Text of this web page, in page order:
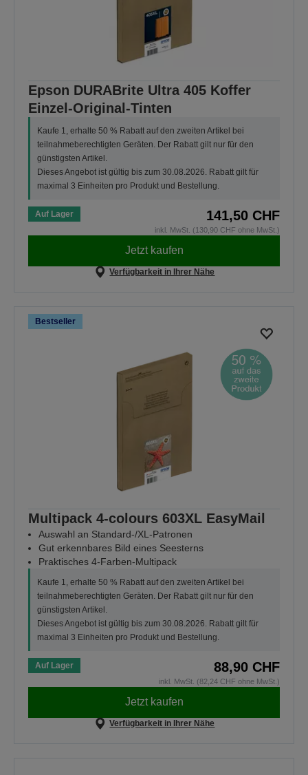
Epson DURABrite Ultra 405 Koffer
Einzel-Original-Tinten
Kaufe 1, erhalte 50 % Rabatt auf den zweiten Artikel bei
teilnahmeberechtigten Geräten. Der Rabatt gilt nur für den
günstigsten Artikel.
Dieses Angebot ist gültig bis zum 30.08.2026. Rabatt gilt für
maximal 3 Einheiten pro Produkt und Bestellung.
Auf Lager 141,50 CHF
inkl. MwSt. (130,90 CHF ohne MwSt.)
Jetzt kaufen
Verfügbarkeit in Ihrer Nähe
Bestseller
Multipack 4-colours 603XL EasyMail
Auswahl an Standard-/XL-Patronen
Gut erkennbares Bild eines Seesterns
Praktisches 4-Farben-Multipack
Kaufe 1, erhalte 50 % Rabatt auf den zweiten Artikel bei
teilnahmeberechtigten Geräten. Der Rabatt gilt nur für den
günstigsten Artikel.
Dieses Angebot ist gültig bis zum 30.08.2026. Rabatt gilt für
maximal 3 Einheiten pro Produkt und Bestellung.
Auf Lager 88,90 CHF
inkl. MwSt. (82,24 CHF ohne MwSt.)
Jetzt kaufen
Verfügbarkeit in Ihrer Nähe